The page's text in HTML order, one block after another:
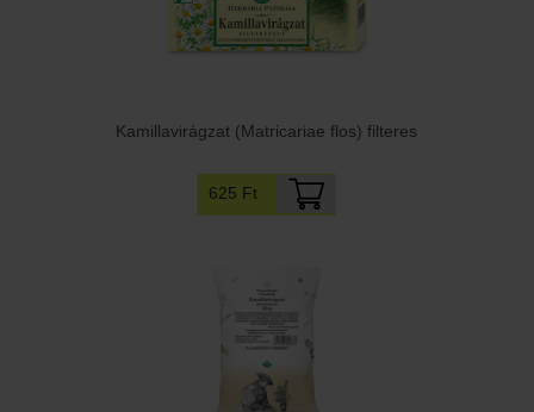
Kamillavirágzat (Matricariae flos) filteres
625 Ft